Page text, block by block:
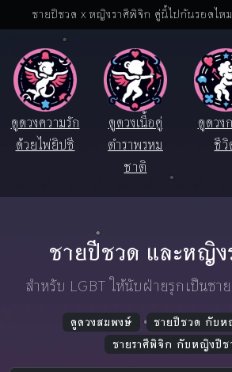
ชายปีชวด x หญิงราศีพิจิก คู่นี้ไปกันรอดไหม
ดูดวงความรัก
ด้วยไพ่ยิปซี
ดูดวงเนื้อคู่
ตำราพรหม
ชาติ
ดูดวง
ชีวิ
ชายปีชวด และหญิ
สำหรับ LGBT ให้นับฝ่ายรุกเป็นชา
ดูดวงสมพงษ์
ชายปีชวด กับห
ชายราศีพิจิก กับหญิงปีช